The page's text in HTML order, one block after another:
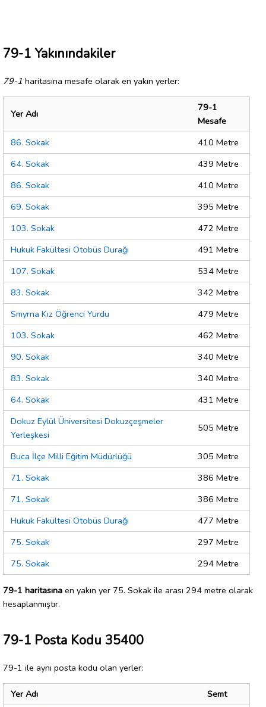
79-1 Yakınındakiler
79-1 haritasına mesafe olarak en yakın yerler:
Yer Adı
79-1
Mesafe
86. Sokak
410 Metre
64. Sokak
439 Metre
86. Sokak
410 Metre
69. Sokak
395 Metre
103. Sokak
472 Metre
Hukuk Fakültesi Otobüs Durağı
491 Metre
107. Sokak
534 Metre
83. Sokak
342 Metre
Smyrna Kız Öğrenci Yurdu
479 Metre
103. Sokak
462 Metre
90. Sokak
340 Metre
83. Sokak
340 Metre
64. Sokak
431 Metre
Dokuz Eylül Üniversitesi Dokuzçeşmeler
Yerleşkesi
505 Metre
Buca İlçe Milli Eğitim Müdürlüğü
305 Metre
71. Sokak
386 Metre
71. Sokak
386 Metre
Hukuk Fakültesi Otobüs Durağı
477 Metre
75. Sokak
297 Metre
75. Sokak
294 Metre
79-1 haritasına en yakın yer 75. Sokak ile arası 294 metre olarak
hesaplanmıştır.
79-1 Posta Kodu 35400
79-1 ile aynı posta kodu olan yerler:
Yer Adı
Semt